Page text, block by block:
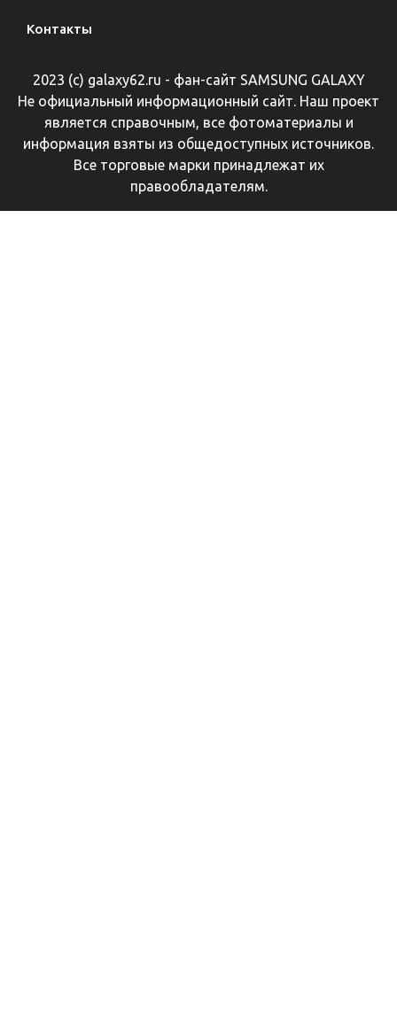
Контакты
2023 (с) galaxy62.ru - фан-сайт SAMSUNG GALAXY
Не официальный информационный сайт. Наш проект
является справочным, все фотоматериалы и
информация взяты из общедоступных источников.
Все торговые марки принадлежат их
правообладателям.